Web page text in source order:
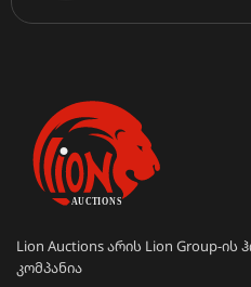
Lion Auctions არის Lion Group-
კომპანია